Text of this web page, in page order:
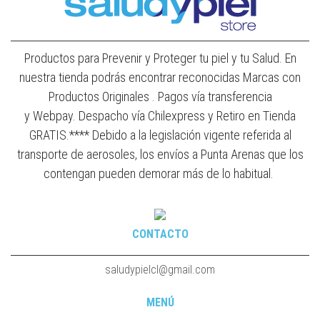
Productos para Prevenir y Proteger tu piel y tu Salud. En
nuestra tienda podrás encontrar reconocidas Marcas con
Productos Originales . Pagos vía transferencia
y Webpay. Despacho vía Chilexpress y Retiro en Tienda
GRATIS.**** Debido a la legislación vigente referida al
transporte de aerosoles, los envíos a Punta Arenas que los
contengan pueden demorar más de lo habitual.
CONTACTO
saludypielcl@gmail.com
MENÚ